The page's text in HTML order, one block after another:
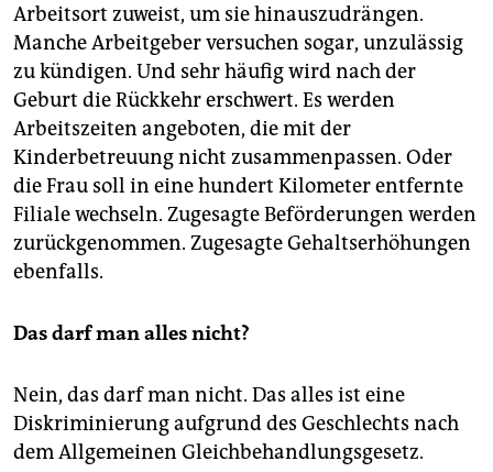
Arbeitsort zuweist, um sie hinauszudrängen.
Manche Arbeitgeber versuchen sogar, unzulässig
zu kündigen. Und sehr häufig wird nach der
Geburt die Rückkehr erschwert. Es werden
Arbeitszeiten angeboten, die mit der
Kinderbetreuung nicht zusammenpassen. Oder
die Frau soll in eine hundert Kilometer entfernte
Filiale wechseln. Zugesagte Beförderungen werden
zurückgenommen. Zugesagte Gehaltserhöhungen
ebenfalls.
Das darf man alles nicht?
Nein, das darf man nicht. Das alles ist eine
Diskriminierung aufgrund des Geschlechts nach
dem Allgemeinen Gleichbehandlungsgesetz.